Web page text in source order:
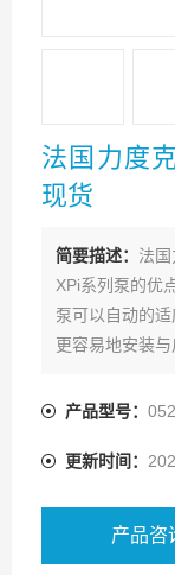
法国力度
现货
简要描述： 法
XPi系列泵的优
泵可以自动的
更容易地安装
产品型号：
更新时间：
产品咨